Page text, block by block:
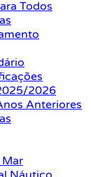
Todos
2026
Anteriores
Mar